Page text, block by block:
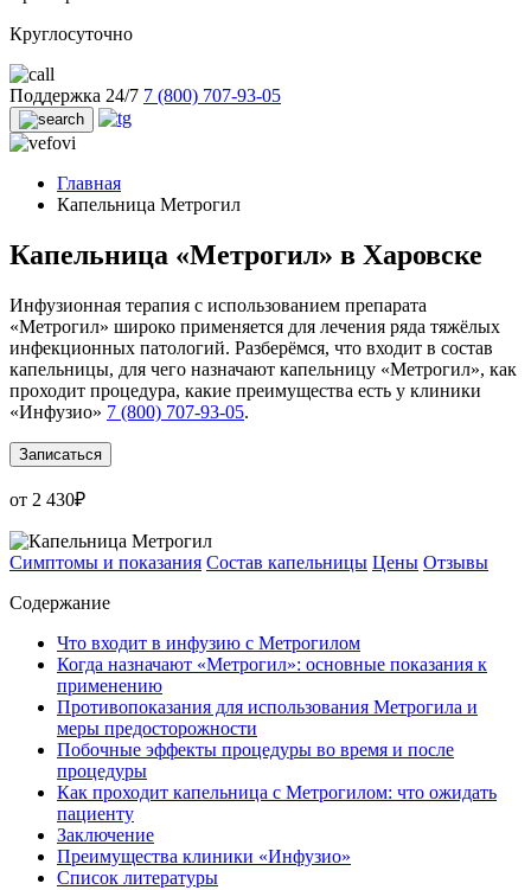
Круглосуточно
Поддержка 24/7 7 (800) 707-93-05
Главная
Капельница Метрогил
Капельница «Метрогил» в Харовске
Инфузионная терапия с использованием препарата
«Метрогил» широко применяется для лечения ряда тяжёлых
инфекционных патологий. Разберёмся, что входит в состав
капельницы, для чего назначают капельницу «Метрогил», как
проходит процедура, какие преимущества есть у клиники
«Инфузио» 7 (800) 707-93-05.
Записаться
от 2 430₽
Симптомы и показания Состав капельницы Цены Отзывы
Содержание
Что входит в инфузию с Метрогилом
Когда назначают «Метрогил»: основные показания к
применению
Противопоказания для использования Метрогила и
меры предосторожности
Побочные эффекты процедуры во время и после
процедуры
Как проходит капельница с Метрогилом: что ожидать
пациенту
Заключение
Преимущества клиники «Инфузио»
Список литературы